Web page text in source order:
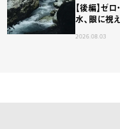
【後編】ゼ
水、眼に視
2026.08.03